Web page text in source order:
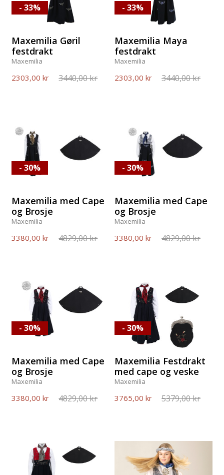
Maxemilia Gøril
festdrakt
Maxemilia
2303,00 kr 3440,00 kr
- 33%
Maxemilia Maya
festdrakt
Maxemilia
2303,00 kr 3440,00 kr
- 33%
Maxemilia med Cape
og Brosje
Maxemilia
3380,00 kr 4829,00 kr
- 30%
Maxemilia med Cape
og Brosje
Maxemilia
3380,00 kr 4829,00 kr
- 30%
Maxemilia med Cape
og Brosje
Maxemilia
3380,00 kr 4829,00 kr
- 30%
Maxemilia Festdrakt
med cape og veske
Maxemilia
3765,00 kr 5379,00 kr
- 30%